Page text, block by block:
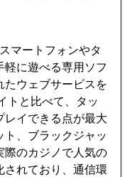
マートフォンやタ
に遊べる専用ソフ
たウェブサービスを
トと比べて、タッ
レイできる点が最大
、ブラックジャッ
際のカジノで人気の
されており、通信環